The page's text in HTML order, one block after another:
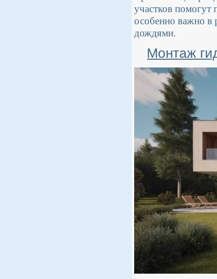
участков помогут
особенно важно в
дождями.
Монтаж